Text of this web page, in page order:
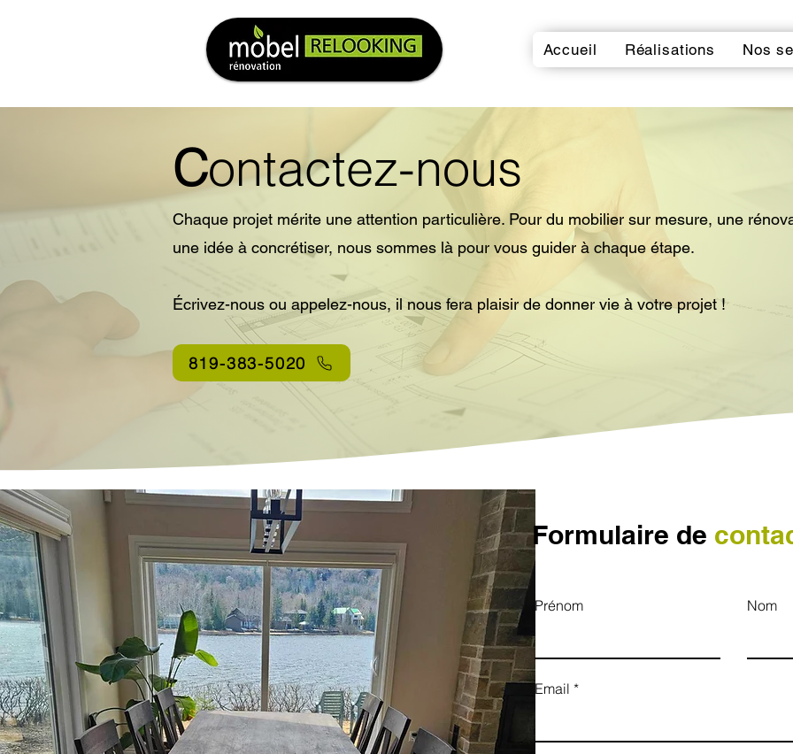
Accueil Réalisations Nos
Contactez-nous
Chaque projet mérite une attention particulière. Pour du mobilier sur mesure, une
une idée à concrétiser, nous sommes là pour vous guider à chaque étape.
Écrivez-nous ou appelez-nous, il nous fera plaisir de donner vie à votre projet !
819-383-5020
Formulaire de
Prénom Nom
Email